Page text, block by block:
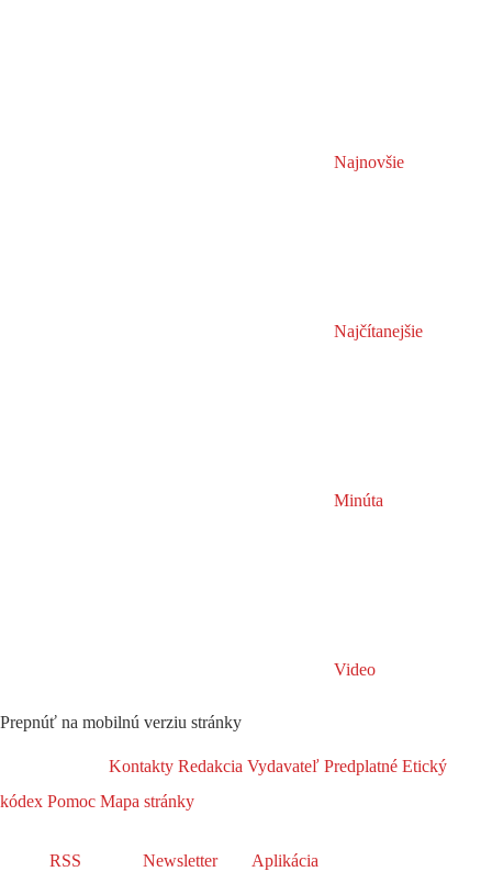
Najnovšie
Najčítanejšie
Minúta
Video
Prepnúť na mobilnú verziu stránky
Kontakty Redakcia Vydavateľ Predplatné Etický
kódex Pomoc Mapa stránky
RSS Newsletter Aplikácia